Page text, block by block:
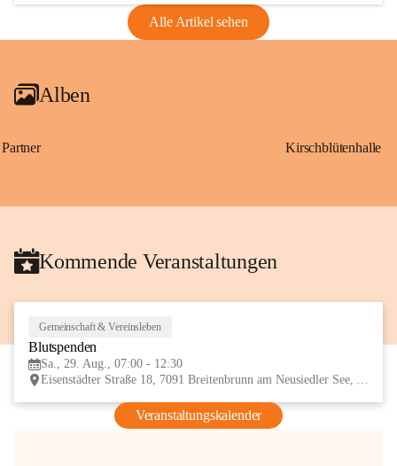
Alle Artikel sehen
Alben
Partner Kirschblütenhalle
Kommende Veranstaltungen
Gemeinschaft & Vereinsleben
Blutspenden
Sa., 29. Aug., 07:00 - 12:30
Eisenstädter Straße 18, 7091 Breitenbrunn am Neusiedler See, AUT
Veranstaltungskalender